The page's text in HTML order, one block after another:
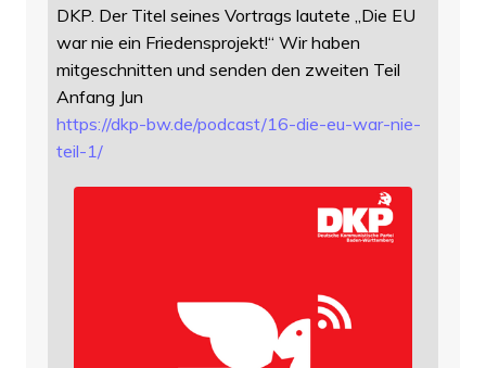
DKP. Der Titel seines Vortrags lautete „Die EU
war nie ein Friedensprojekt!“ Wir haben
mitgeschnitten und senden den zweiten Teil
Anfang Jun
https://dkp-bw.de/podcast/16-die-eu-war-nie-
teil-1/